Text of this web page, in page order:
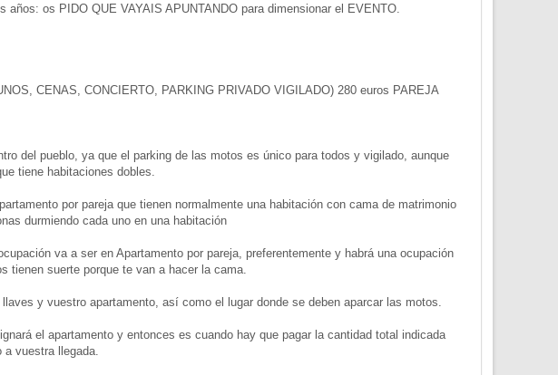
os PIDO QUE VAYAIS APUNTANDO para dimensionar el EVENTO.
CENAS, CONCIERTO, PARKING PRIVADO VIGILADO) 280 euros PAREJA
del pueblo, ya que el parking de las motos es único para todos y vigilado, aunque
tiene habitaciones dobles.
por pareja que tienen normalmente una habitación con cama de matrimonio
durmiendo cada uno en una habitación
va a ser en Apartamento por pareja, preferentemente y habrá una ocupación
tienen suerte porque te van a hacer la cama.
y vuestro apartamento, así como el lugar donde se deben aparcar las motos.
el apartamento y entonces es cuando hay que pagar la cantidad total indicada
vuestra llegada.